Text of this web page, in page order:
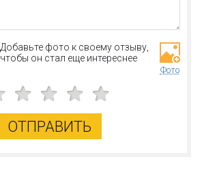
Добавьте фото к своему отзыву,
чтобы он стал еще интереснее
Фото
ОТПРАВИТЬ